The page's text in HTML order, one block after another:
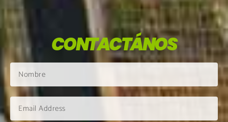
CONTACTÁNOS